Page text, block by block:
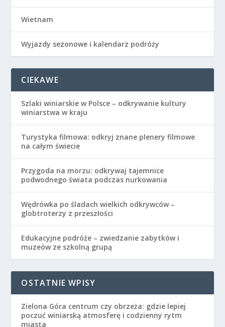
Wietnam
Wyjazdy sezonowe i kalendarz podróży
CIEKAWE
Szlaki winiarskie w Polsce – odkrywanie kultury
winiarstwa w kraju
Turystyka filmowa: odkryj znane plenery filmowe
na całym świecie
Przygoda na morzu: odkrywaj tajemnice
podwodnego świata podczas nurkowania
Wędrówka po śladach wielkich odkrywców –
globtroterzy z przeszłości
Edukacyjne podróże – zwiedzanie zabytków i
muzeów ze szkolną grupą
OSTATNIE WPISY
Zielona Góra centrum czy obrzeża: gdzie lepiej
poczuć winiarską atmosferę i codzienny rytm
miasta